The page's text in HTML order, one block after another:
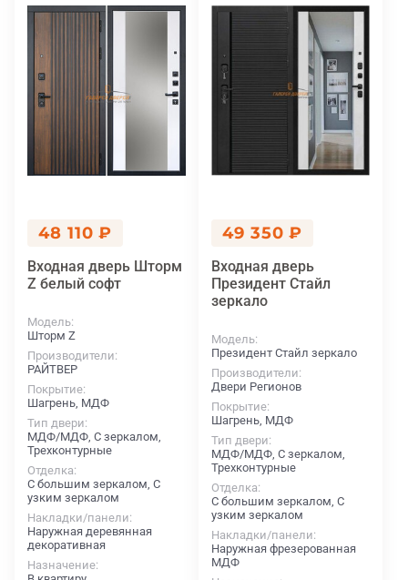
48 110 ₽
Входная дверь Шторм
Z белый софт
Модель
Шторм Z
Производители
РАЙТВЕР
Покрытие
Шагрень, МДФ
Тип двери
МДФ/МДФ, С зеркалом,
Трехконтурные
Отделка
С большим зеркалом, С
узким зеркалом
Накладки/панели
Наружная деревянная
декоративная
Назначение
49 350 ₽
Входная дверь
Президент Стайл
зеркало
Модель
Президент Стайл зеркало
Производители
Двери Регионов
Покрытие
Шагрень, МДФ
Тип двери
МДФ/МДФ, С зеркалом,
Трехконтурные
Отделка
С большим зеркалом, С
узким зеркалом
Накладки/панели
Наружная фрезерованная
МДФ